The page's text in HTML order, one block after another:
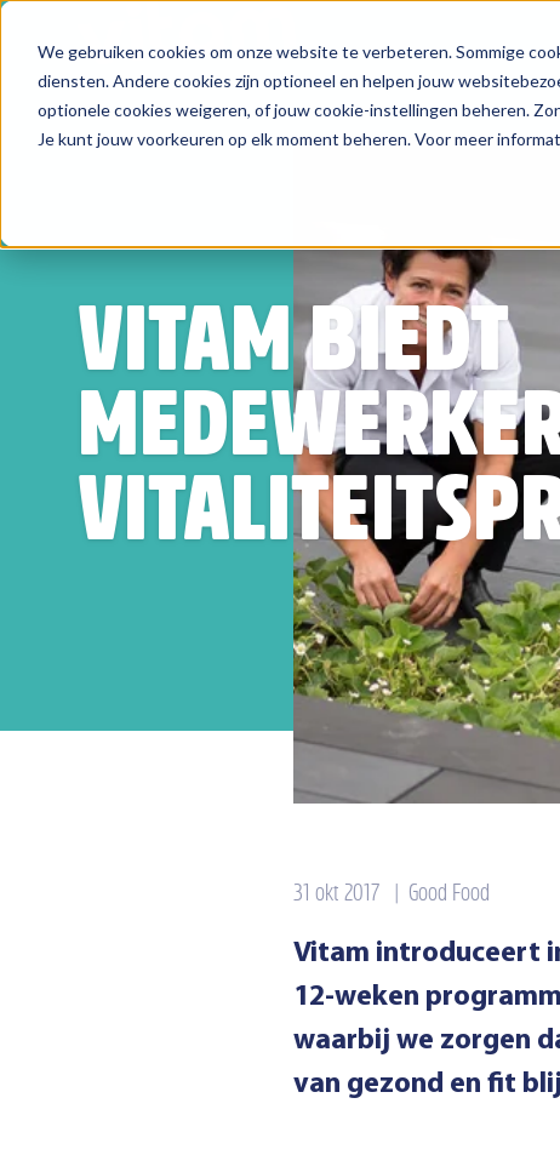
We gebruiken cookies om onze website te verbeteren. Sommige
diensten. Andere cookies zijn optioneel en helpen jouw
optionele cookies weigeren, of jouw cookie-instellingen beheren.
Je kunt jouw voorkeuren op elk moment beheren. Voor meer
Zoeken
VITAM BIEDT
31 okt 2017 | Good Food
Vitam introduceert
12-weken
waarbij we zorgen
van gezond en fit